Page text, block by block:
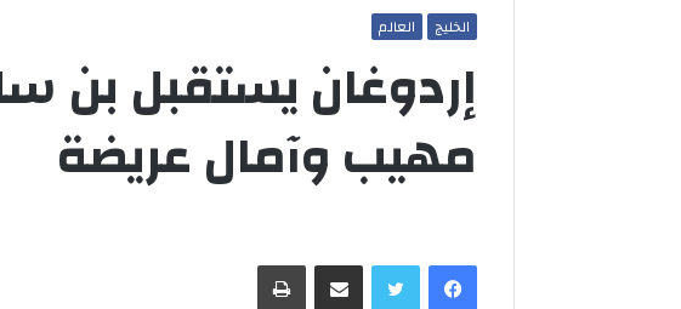
الخليج العالم
إردوغان يستقبل بن
مهيب وآمال عريضة
فيسبوكتويتر مشاركة عبر البريد طباعة